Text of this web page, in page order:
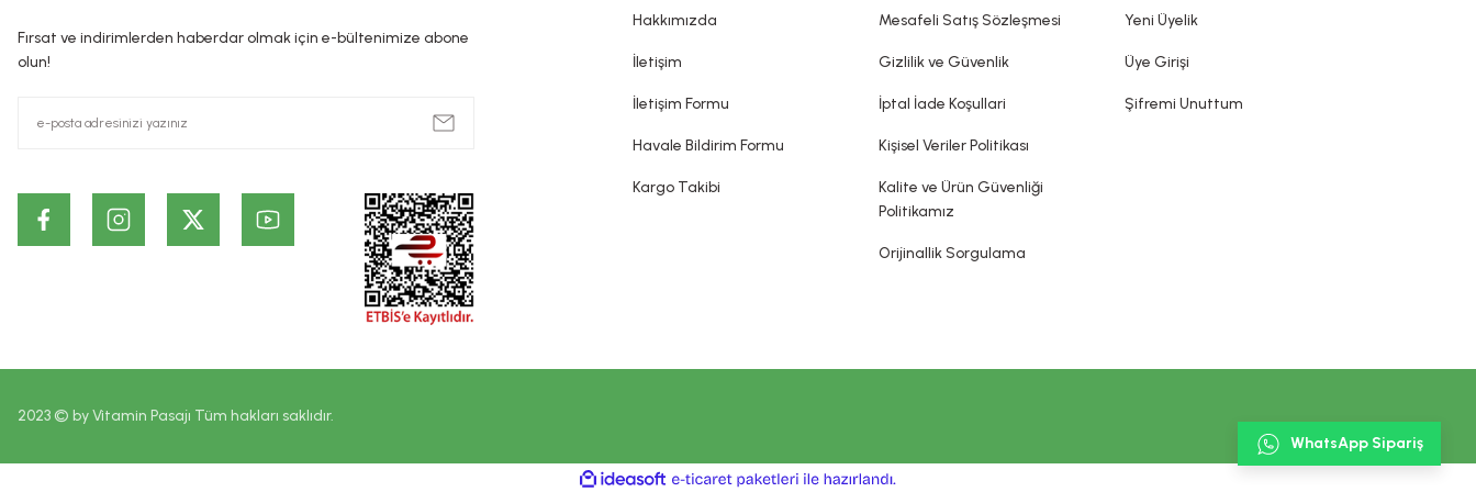
ürünlerin cildin alt tabakalarında ve kalıcı olarak etki ettiği iddia edilemez. Sitemizde belirtilen açıklamalar, üretici, ithalatçı firmaların sunduğu ürün etiketi, broşür gibi bilgi ve belgelere
dayanmaktadır. Bu bilgiler ürünlerin vaad edilen etkilerinin kesin olarak gerçekleşeceği ya da yan etkileri olmadığı anlamını taşımaz.
Fırsat ve indirimlerden haberdar olmak için e-bültenimize abone
olun!
Hakkımızda
İletişim
İletişim Formu
Havale Bildirim Formu
Kargo Takibi
Mesafeli Satış Sözleşmesi
Gizlilik ve Güvenlik
İptal İade Koşullari
Kişisel Veriler Politikası
Kalite ve Ürün Güvenliği
Politikamız
Orijinallik Sorgulama
Yeni Üyelik
Üye Girişi
Şifremi Unuttum
2023 © by Vitamin Pasajı Tüm hakları saklıdır.
WhatsApp Sipariş
ideasoft
e-